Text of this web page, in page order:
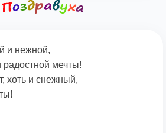
и нежной,
мечты!
хоть и снежный,